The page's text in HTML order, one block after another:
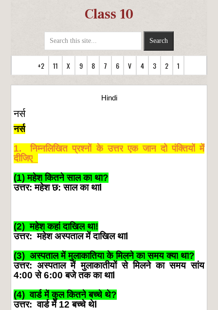
Class 10
+2 11 X 9 8 7 6 V 4 3 2 1
Hindi
नर्स
नर्स
1.
निम्नलिखित प्रश्नों के उत्तर एक जान दो पंक्तियों में
दीजिए
(1)महेश कितने साल का था?
उत्तर:महेश छ:साल का थाl
(2) महेश कहां दाखिल था!
उत्तर: महेश अस्पताल में दाखिल थाl
(3) अस्पताल में मुलाकातिया के मिलने का समय क्या था?
उत्तर:अस्पताल में मुलाकातीयों से मिलने का समय सांय
4:00से6:00बजे तक का थाl
(4) वार्ड में कुल कितने बच्चे थे?
उत्तर: वार्ड में12बच्चे थेl